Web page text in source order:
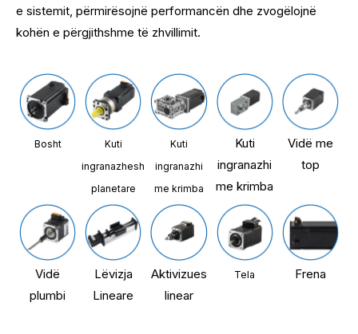
e sistemit, përmirësojnë performancën dhe zvogëlojnë
kohën e përgjithshme të zhvillimit.
Bosht
Kuti
ingranazhesh
planetare
Kuti
ingranazhi
me krimba
Kuti
ingranazhi
me krimba
Vidë me
top
Vidë
plumbi
Lëvizja
Lineare
Aktivizues
linear
Tela Frena